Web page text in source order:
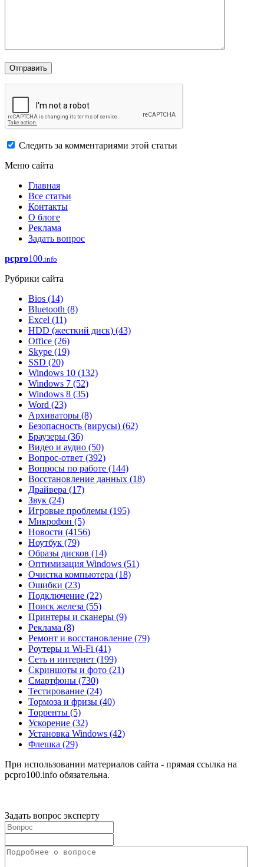
Следить за комментариями этой статьи
Меню сайта
Главная
Все статьи
Контакты
О блоге
Реклама
Задать вопрос
pcpro100.info
Рубрики сайта
Bios (14)
Bluetooth (8)
Excel (11)
HDD (жесткий диск) (43)
Office (26)
Skype (19)
SSD (20)
Windows 10 (132)
Windows 7 (52)
Windows 8 (35)
Word (23)
Архиваторы (8)
Безопасность (вирусы) (62)
Браузеры (36)
Видео и аудио (50)
Вопрос-ответ (392)
Вопросы по работе (144)
Восстановление данных (18)
Драйвера (17)
Звук (24)
Игровые проблемы (195)
Микрофон (5)
Новости (4156)
Ноутбук (79)
Образы дисков (14)
Оптимизация Windows (51)
Очистка компьютера (18)
Ошибки (23)
Подключение (22)
Поиск железа (55)
Принтеры и сканеры (9)
Реклама (8)
Ремонт и восстановление (79)
Роутеры и Wi-Fi (41)
Сеть и интернет (199)
Скриншоты и фото (21)
Смартфоны (730)
Тестирование (24)
Тормоза и фризы (40)
Торренты (5)
Ускорение (32)
Установка Windows (42)
Флешка (29)
При использовании материалов сайта - прямая ссылка на
pcpro100.info обязательна.
Задать вопрос эксперту